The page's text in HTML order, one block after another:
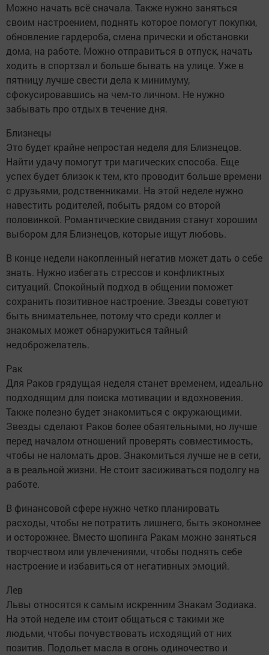
Можно начать всё сначала. Также нужно заняться
своим настроением, поднять которое помогут покупки,
обновление гардероба, смена прически и обстановки
дома, на работе. Можно отправиться в отпуск, начать
ходить в спортзал и больше бывать на улице. Уже в
пятницу лучше свести дела к минимуму,
сфокусировавшись на чем-то личном. Не нужно
забывать про отдых в течение дня.
Близнецы
Это будет крайне непростая неделя для Близнецов.
Найти удачу помогут три магических способа. Еще
успех будет близок к тем, кто проводит больше времени
с друзьями, родственниками. На этой неделе нужно
навестить родителей, побыть рядом со второй
половинкой. Романтические свидания станут хорошим
выбором для Близнецов, которые ищут любовь.
В конце недели накопленный негатив может дать о себе
знать. Нужно избегать стрессов и конфликтных
ситуаций. Спокойный подход в общении поможет
сохранить позитивное настроение. Звезды советуют
быть внимательнее, потому что среди коллег и
знакомых может обнаружиться тайный
недоброжелатель.
Рак
Для Раков грядущая неделя станет временем, идеально
подходящим для поиска мотивации и вдохновения.
Также полезно будет знакомиться с окружающими.
Звезды сделают Раков более обаятельными, но лучше
перед началом отношений проверять совместимость,
чтобы не наломать дров. Знакомиться лучше не в сети,
а в реальной жизни. Не стоит засиживаться подолгу на
работе.
В финансовой сфере нужно четко планировать
расходы, чтобы не потратить лишнего, быть экономнее
и осторожнее. Вместо шопинга Ракам можно заняться
творчеством или увлечениями, чтобы поднять себе
настроение и избавиться от негативных эмоций.
Лев
Львы относятся к самым искренним Знакам Зодиака.
На этой неделе им стоит общаться с такими же
людьми, чтобы почувствовать исходящий от них
позитив. Подольет масла в огонь одиночество и